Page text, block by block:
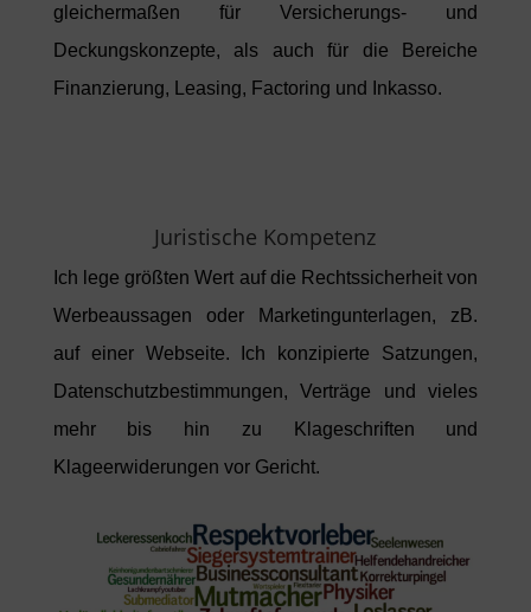
gleichermaßen für Versicherungs- und
Deckungskonzepte, als auch für die Bereiche
Finanzierung, Leasing, Factoring und Inkasso.
Juristische Kompetenz
Ich lege größten Wert auf die Rechtssicherheit von
Werbeaussagen oder Marketingunterlagen, zB.
auf einer Webseite. Ich konzipierte Satzungen,
Datenschutzbestimmungen, Verträge und vieles
mehr bis hin zu Klageschriften und
Klageerwiderungen vor Gericht.